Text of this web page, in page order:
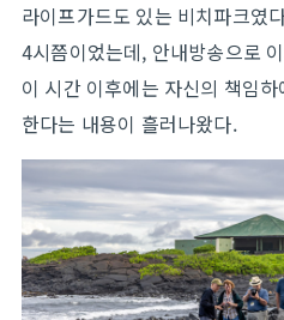
라이프가드도 있는 비치파크였
4시쯤이었는데, 안내방송으로
이 시간 이후에는 자신의 책임
한다는 내용이 흘러나왔다.